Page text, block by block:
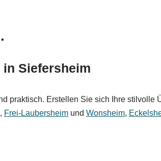
Siefersheim
praktisch. Erstellen Sie sich Ihre
, Frei-Laubersheim und Wonsheim,